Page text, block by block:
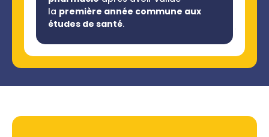
la première année commune aux
études de santé.